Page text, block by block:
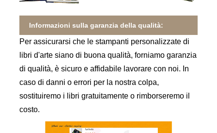
Informazioni sulla garanzia della qualità:
Per assicurarsi che le stampanti personalizzate di
libri d'arte siano di buona qualità, forniamo garanzia
di qualità, è sicuro e affidabile lavorare con noi. In
caso di danni o errori per la nostra colpa,
sostituiremo i libri gratuitamente o rimborseremo il
costo.